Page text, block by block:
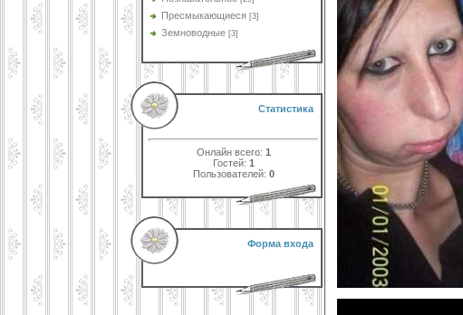
Пресмыкающиеся [3]
Земноводные [3]
Статистика
Онлайн всего: 1
Гостей: 1
Пользователей: 0
Форма входа